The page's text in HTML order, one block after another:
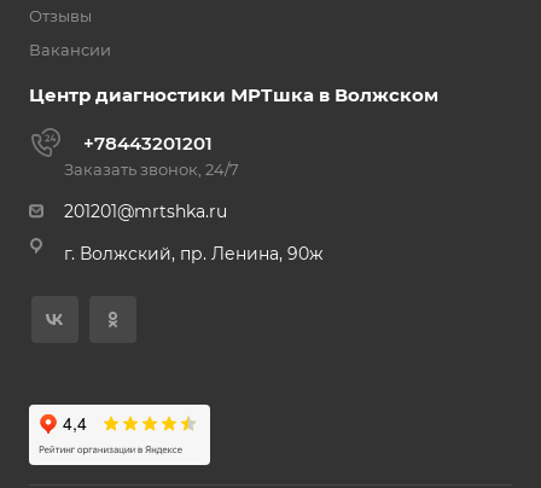
Отзывы
Вакансии
Центр диагностики МРТшка в Волжском
+78443201201
Заказать звонок, 24/7
201201@mrtshka.ru
г. Волжский, пр. Ленина, 90ж